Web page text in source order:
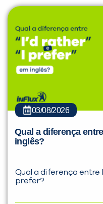
03/08/2026
Qual a diferença
inglês?
Qual a diferença entre
prefer?